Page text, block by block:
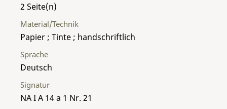
2
Material/Technik
Papier ; Tinte ; handschriftlich
Sprache
Deutsch
Signatur
NA I A 14 a 1 Nr. 21